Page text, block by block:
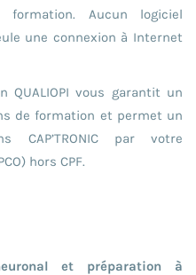
Aucun logiciel
une connexion à Internet
QUALIOPI vous garantit un
de formation et permet un
CAP’TRONIC par votre
hors CPF.
et préparation à